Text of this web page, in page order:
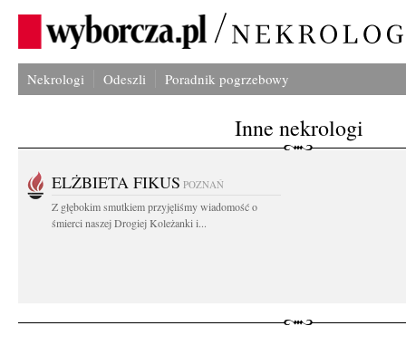
Nekrologi Odeszli Poradnik pogrzebowy
Inne nekrologi
ELŻBIETA FIKUS POZNAŃ
Z głębokim smutkiem przyjęliśmy wiadomość o
śmierci naszej Drogiej Koleżanki i...